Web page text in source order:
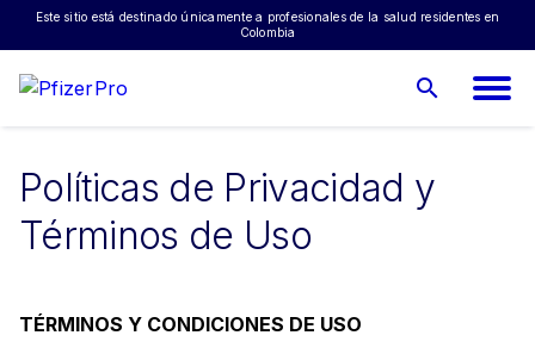
Este sitio está destinado únicamente a profesionales de la salud residentes en
Colombia
Enfermedades raras
Políticas de Privacidad y
Términos de Uso
TÉRMINOS Y CONDICIONES DE USO